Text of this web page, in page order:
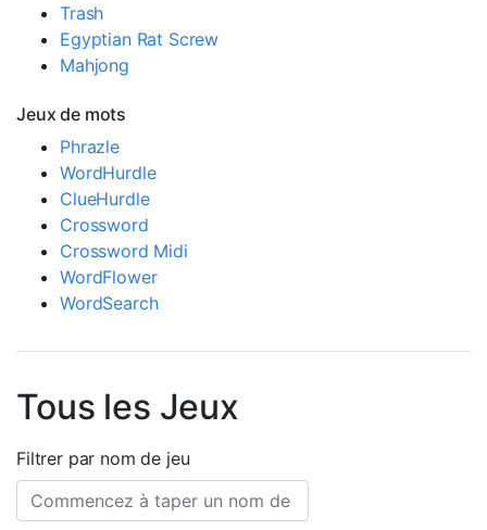
Trash
Egyptian Rat Screw
Mahjong
Jeux de mots
Phrazle
WordHurdle
ClueHurdle
Crossword
Crossword Midi
WordFlower
WordSearch
Tous les Jeux
Filtrer par nom de jeu